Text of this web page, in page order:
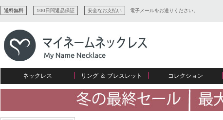
送料無料 100日間返品保証 安全なお支払い 電子メールをお送りください。
ネックレス
すべてコレクションを見る
ネームネックレス
リング ＆ ブレスレット
リング
愛のブレスレット
コレクション
愛を表すコレクション
イニシャルジュエリー
ネームプレビュー
マザーズ
メンズ